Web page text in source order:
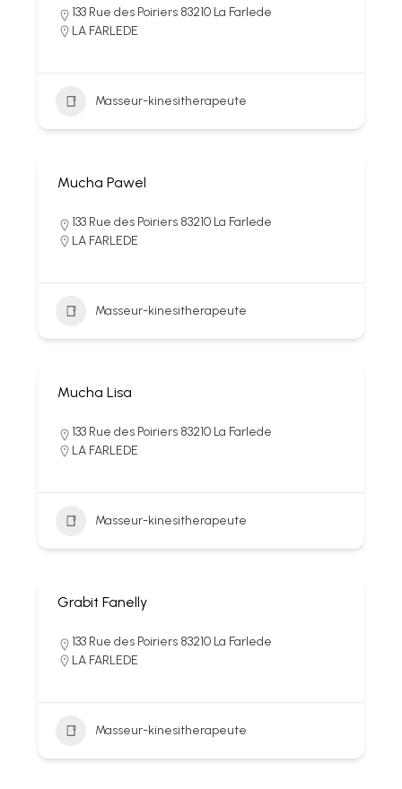
133 Rue des Poiriers 83210 La Farlede
LA FARLEDE
Masseur-kinesitherapeute
Mucha Pawel
133 Rue des Poiriers 83210 La Farlede
LA FARLEDE
Masseur-kinesitherapeute
Mucha Lisa
133 Rue des Poiriers 83210 La Farlede
LA FARLEDE
Masseur-kinesitherapeute
Grabit Fanelly
133 Rue des Poiriers 83210 La Farlede
LA FARLEDE
Masseur-kinesitherapeute